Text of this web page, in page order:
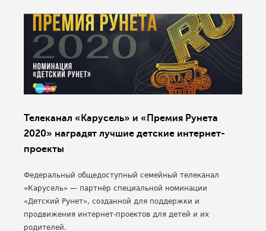
Телеканал «Карусель» и «Премия Рунета
2020» наградят лучшие детские интернет-
проекты
Федеральный общедоступный семейный телеканал
«Карусель» — партнёр специальной номинации
«Детский Рунет», созданной для поддержки и
продвижения интернет-проектов для детей и их
родителей.